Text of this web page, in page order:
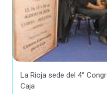
La Rioja sede del 4°
Caja